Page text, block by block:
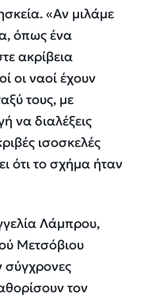
«Αν μιλάμε
όπως ένα
ακρίβεια
οι ναοί έχουν
τους, με
να διαλέξεις
ισοσκελές
ότι το σχήμα ήταν
Λάμπρου,
Μετσόβιου
σύγχρονες
τον